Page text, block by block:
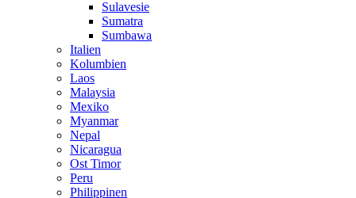
Sulavesie
Sumatra
Sumbawa
Italien
Kolumbien
Laos
Malaysia
Mexiko
Myanmar
Nepal
Nicaragua
Ost Timor
Peru
Philippinen